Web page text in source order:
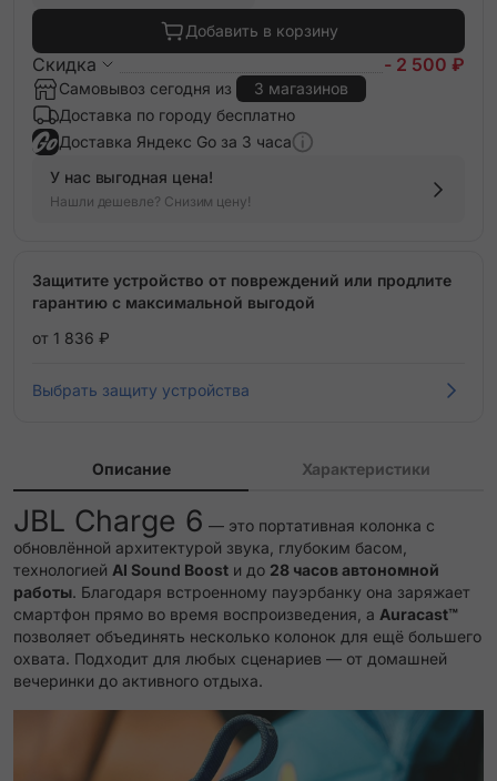
Добавить в корзину
Скидка - 2 500 ₽
Самовывоз сегодня из
3 магазинов
Доставка по городу бесплатно
Доставка Яндекс Go за 3 часа
У нас выгодная цена!
Нашли дешевле? Снизим цену!
Защитите устройство от повреждений или продлите
гарантию с максимальной выгодой
от 1 836 ₽
Выбрать защиту устройства
Описание Характеристики
JBL Charge 6 — это портативная колонка с
обновлённой архитектурой звука, глубоким басом,
технологией AI Sound Boost и до 28 часов автономной
работы. Благодаря встроенному пауэрбанку она заряжает
смартфон прямо во время воспроизведения, а Auracast™
позволяет объединять несколько колонок для ещё большего
охвата. Подходит для любых сценариев — от домашней
вечеринки до активного отдыха.